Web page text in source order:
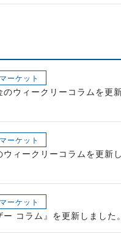
マーケット
のウィークリーコラムを更
マーケット
ウィークリーコラムを更新
マーケット
ー コラム』を更新しました。